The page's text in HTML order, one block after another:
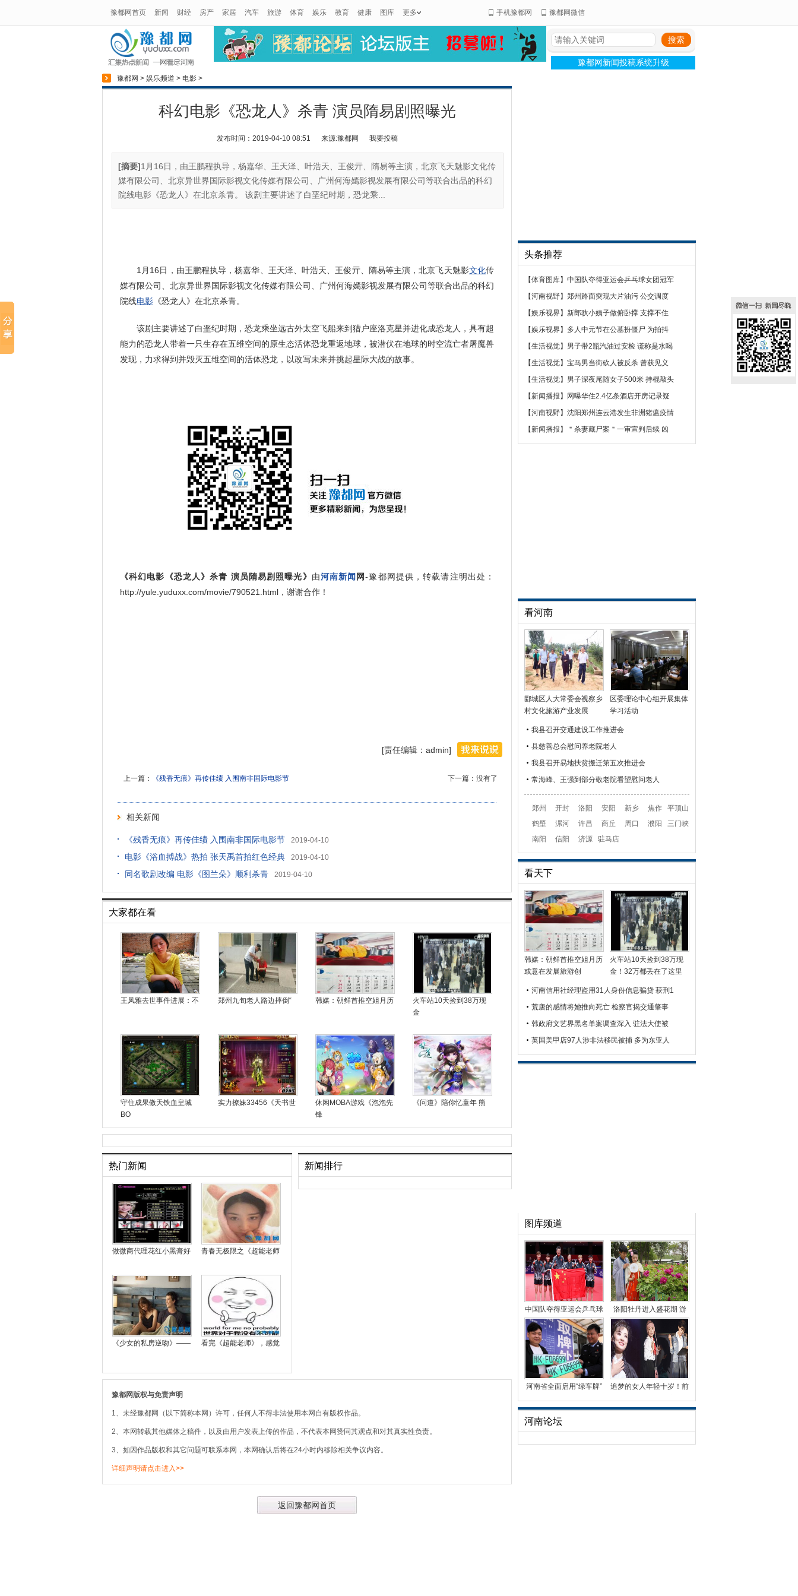
豫都网首页 新闻 财经 房产 家居 汽车 旅游 体育 娱乐 教育 健康 图库 更多 手机豫都网 豫都网微信
豫都网新闻投稿系统升级
豫都网 > 娱乐频道 > 电影 >
科幻电影《恐龙人》杀青 演员隋易剧照曝光
发布时间：2019-04-10 08:51 来源:豫都网 我要投稿
[摘要]1月16日，由王鹏程执导，杨嘉华、王天泽、叶浩天、王俊亓、隋易等主演，北京飞天魅影文化传
媒有限公司、北京异世界国际影视文化传媒有限公司、广州何海嫣影视发展有限公司等联合出品的科幻
院线电影《恐龙人》在北京杀青。 该剧主要讲述了白垩纪时期，恐龙乘...
1月16日，由王鹏程执导，杨嘉华、王天泽、叶浩天、王俊亓、隋易等主演，北京飞天魅影文化传
媒有限公司、北京异世界国际影视文化传媒有限公司、广州何海嫣影视发展有限公司等联合出品的科幻
院线电影 《恐龙人》在北京杀青。
该剧主要讲述了白垩纪时期，恐龙乘坐远古外太空飞船来到猎户座洛克星并进化成恐龙人，具有超
能力的恐龙人带着一只生存在五维空间的原生态活体恐龙重返地球，被潜伏在地球的时空流亡者屠魔兽
发现，力求得到并毁灭五维空间的活体恐龙，以改写未来并挑起星际大战的故事。
《科幻电影《恐龙人》杀青 演员隋易剧照曝光》 由河南新闻 网-豫都网提供，转载请注明出处：
http://yule.yuduxx.com/movie/790521.html，谢谢合作！
[责任编辑：admin]
下一篇：没有了
上一篇： 《残香无痕》再传佳绩 入围南非国际电影节
相关新闻
《残香无痕》再传佳绩 入围南非国际电影节 2019-04-10
电影《浴血搏战》热拍 张天禹首拍红色经典 2019-04-10
同名歌剧改编 电影《图兰朵》顺利杀青 2019-04-10
大家都在看
王凤雅去世事件进展：不 郑州九旬老人路边摔倒“ 韩媒：朝鲜首推空姐月历
火车站10天捡到38万现
金
守住成果傲天铁血皇城
BO
实力撩妹33456《天书世
休闲MOBA游戏《泡泡先
锋
《问道》陪你忆童年 熊
热门新闻
做微商代理花红小黑膏好 青春无极限之《超能老师
《少女的私房逆吻》—— 看完《超能老师》，感觉
新闻排行
豫都网版权与免责声明
1、未经豫都网（以下简称本网）许可，任何人不得非法使用本网自有版权作品。
2、本网转载其他媒体之稿件，以及由用户发表上传的作品，不代表本网赞同其观点和对其真实性负责。
3、如因作品版权和其它问题可联系本网，本网确认后将在24小时内移除相关争议内容。
详细声明请点击进入>>
返回豫都网首页
头条推荐
【体育图库】 中国队夺得亚运会乒乓球女团冠军
【河南视野】 郑州路面突现大片油污 公交调度
【娱乐视界】 新郎驮小姨子做俯卧撑 支撑不住
【娱乐视界】 多人中元节在公墓扮僵尸 为拍抖
【生活视觉】 男子带2瓶汽油过安检 谎称是水喝
【生活视觉】 宝马男当街砍人被反杀 曾获见义
【生活视觉】 男子深夜尾随女子500米 持棍敲头
【新闻播报 】
网曝华住2.4亿条酒店开房记录疑
【河南视野】 沈阳郑州连云港发生非洲猪瘟疫情
【新闻播报 】 ＂杀妻藏尸案＂一审宣判后续 凶
看河南
郾城区人大常委会视察乡
村文化旅游产业发展
区委理论中心组开展集体
学习活动
我县召开交通建设工作推进会
县慈善总会慰问养老院老人
我县召开易地扶贫搬迁第五次推进会
常海峰、王强到部分敬老院看望慰问老人
郑州 开封 洛阳 安阳 新乡 焦作
平顶山
鹤壁
漯河 许昌 商丘 周口 濮阳
三门峡
南阳
信阳 济源 驻马店
看天下
韩媒：朝鲜首推空姐月历
或意在发展旅游创
火车站10天捡到38万现
金！32万都丢在了这里
河南信用社经理盗用31人身份信息骗贷 获刑1
荒唐的感情将她推向死亡 检察官揭交通肇事
韩政府文艺界黑名单案调查深入 驻法大使被
英国美甲店97人涉非法移民被捕 多为东亚人
图库频道
中国队夺得亚运会乒乓球
女团冠军
洛阳牡丹进入盛花期 游
客徜徉花海
河南省全面启用“绿车牌”
追梦的女人年轻十岁！前
河南论坛